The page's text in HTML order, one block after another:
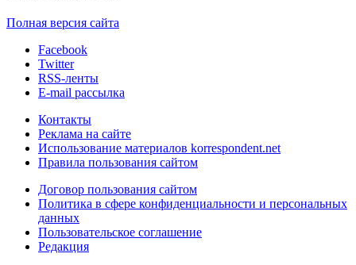
Полная версия сайта
Facebook
Twitter
RSS-ленты
E-mail рассылка
Контакты
Реклама на сайте
Использование материалов korrespondent.net
Правила пользования сайтом
Договор пользования сайтом
Политика в сфере конфиденциальности и персональных
данных
Пользовательское соглашение
Редакция